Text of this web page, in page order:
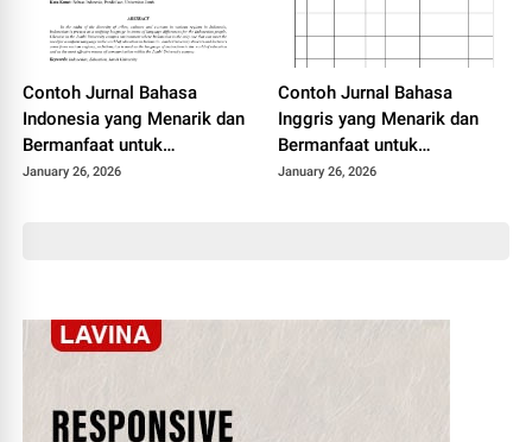
Contoh Jurnal Bahasa
Indonesia yang Menarik dan
Bermanfaat untuk
Mahasiswa
January 26, 2026
Contoh Jurnal Bahasa
Inggris yang Menarik dan
Bermanfaat untuk
Mahasiswa
January 26, 2026